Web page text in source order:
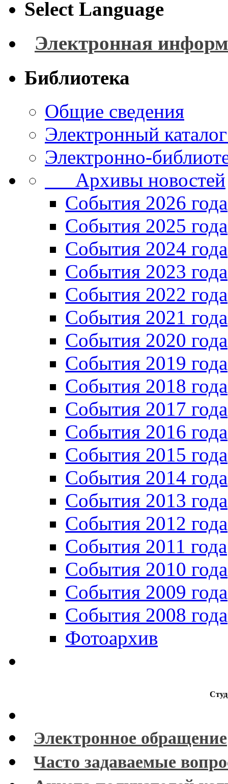
Select Language
Электронная
Библиотека
Общие сведения
Электронный
Электронно-
Архивы новостей
Cобытия 2026 года
События 2025 года
События 2024 года
События 2023 года
Cобытия 2022 года
Cобытия 2021 года
События 2020 года
События 2019 года
События 2018 года
События 2017 года
События 2016 года
События 2015 года
События 2014 года
События 2013 года
События 2012 года
События 2011 года
События 2010 года
События 2009 года
События 2008 года
Фотоархив
Электронное обращение
Часто задаваемые